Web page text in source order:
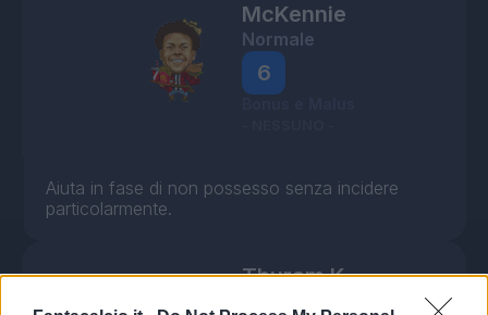
McKennie
Normale
6
Aiuta in fase di non possesso senza incidere
particolarmente.
Thuram K.